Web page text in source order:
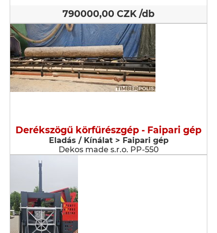
790000,00 CZK /db
Derékszögű körfűrészgép - Faipari gép
Eladás / Kínálat > Faipari gép
Dekos made s.r.o. PP-550